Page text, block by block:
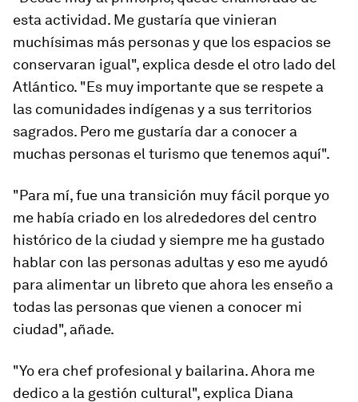
esta actividad. Me gustaría que vinieran
muchísimas más personas y que los espacios se
conservaran igual", explica desde el otro lado del
Atlántico. "Es muy importante que se respete a
las comunidades indígenas y a sus territorios
sagrados. Pero me gustaría dar a conocer a
muchas personas el turismo que tenemos aquí".
"Para mí, fue una transición muy fácil porque yo
me había criado en los alrededores del centro
histórico de la ciudad y siempre me ha gustado
hablar con las personas adultas y eso me ayudó
para alimentar un libreto que ahora les enseño a
todas las personas que vienen a conocer mi
ciudad", añade.
"Yo era chef profesional y bailarina. Ahora me
dedico a la gestión cultural", explica Diana